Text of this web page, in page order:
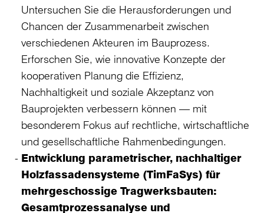
Untersuchen Sie die Herausforderungen und
Chancen der Zusammenarbeit zwischen
verschiedenen Akteuren im Bauprozess.
Erforschen Sie, wie innovative Konzepte der
kooperativen Planung die Effizienz,
Nachhaltigkeit und soziale Akzeptanz von
Bauprojekten verbessern können — mit
besonderem Fokus auf rechtliche, wirtschaftliche
und gesellschaftliche Rahmenbedingungen.
Entwicklung parametrischer, nachhaltiger
Holzfassadensysteme (TimFaSys) für
mehrgeschossige Tragwerksbauten:
Gesamtprozessanalyse und